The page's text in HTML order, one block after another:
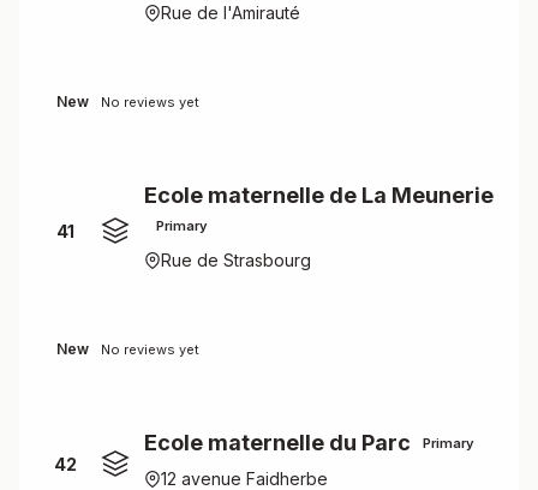
Rue de l'Amirauté
New No reviews yet
41
Ecole maternelle de La Meunerie
Primary
Rue de Strasbourg
New No reviews yet
42
Ecole maternelle du Parc Primary
12 avenue Faidherbe